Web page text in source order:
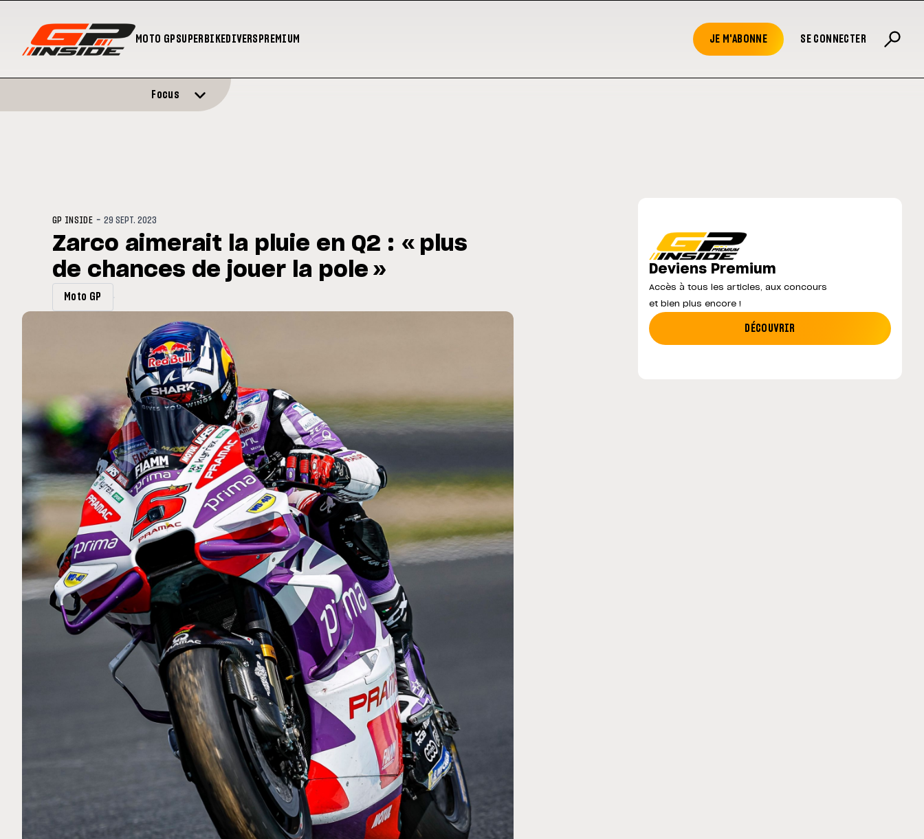
MOTO GPSUPERBIKEDIVERS PREMIUM JE M'ABONNE SE CONNECTER
Silverstone : Horaires et Programme du GP de
Grande-Bretagne
Zarco évite l'opération et vise un retour en
MotoGP : les cinq constructeurs signent un
Focus
GP INSIDE -29 SEPT. 2023
Zarco aimerait la pluie en Q2 : « plus
de chances de jouer la pole »
Moto GP
Deviens Premium
Accès à tous les articles, aux concours
et bien plus encore !
DÉCOUVRIR